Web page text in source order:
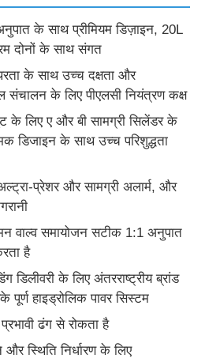
के साथ प्रीमियम डिज़ाइन, 20L
दोनों के साथ संगत
के साथ उच्च दक्षता और
संचालन के लिए पीएलसी नियंत्रण कक्ष
के लिए ए और बी सामग्री सिलेंडर के
डिजाइन के साथ उच्च परिशुद्धता
प्रेशर और सामग्री अलार्म, और
वाल्व समायोजन सटीक 1:1 अनुपात
है
डिलीवरी के लिए अंतरराष्ट्रीय ब्रांड
हाइड्रोलिक पावर सिस्टम
ढंग से रोकता है
स्थिति निर्धारण के लिए